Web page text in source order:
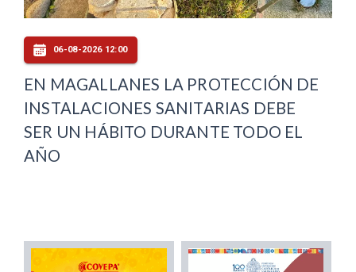
06-08-2026 12:00
EN MAGALLANES LA PROTECCIÓN DE
INSTALACIONES SANITARIAS DEBE
SER UN HÁBITO DURANTE TODO EL
AÑO